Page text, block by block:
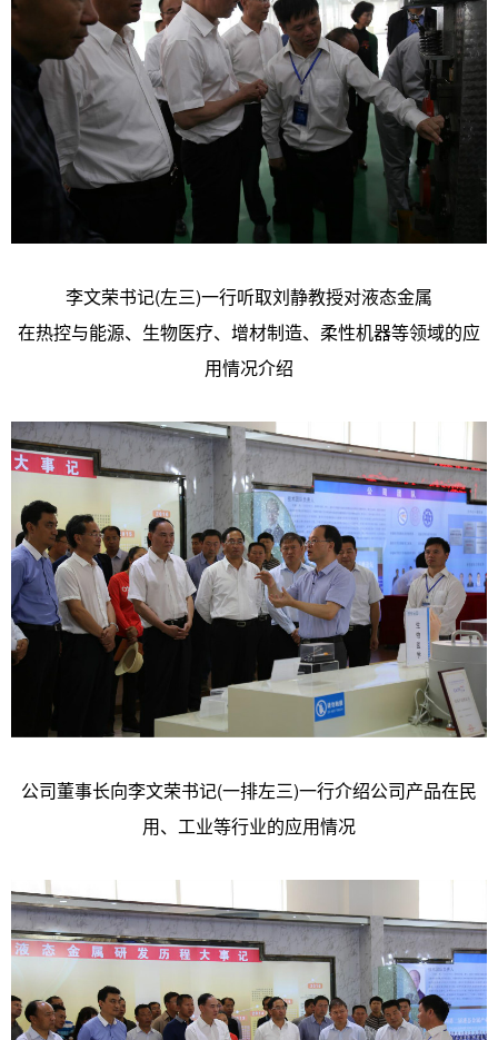
李文荣书记(左三)一行听取刘静教授对液态金属
在热控与能源、生物医疗、增材制造、柔性机器等领域的应
用情况介绍
公司董事长向李文荣书记(一排左三)一行介绍公司产品在民
用、工业等行业的应用情况